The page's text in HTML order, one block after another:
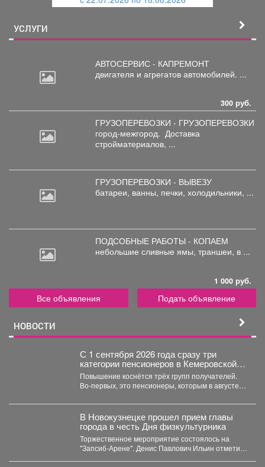
УСЛУГИ
АВТОСЕРВИС - КАПРЕМОНТ
двигателя и агрегатов автомобилей. ...
300 руб.
ГРУЗОПЕРЕВОЗКИ - ГРУЗОПЕРЕВОЗКИ
город-межгород. Доставка
стройматериалов, ...
ГРУЗОПЕРЕВОЗКИ - ВЫВЕЗУ
батареи, ванны, печки, холодильники, ...
ПОДСОБНЫЕ РАБОТЫ - КОПАЕМ
небольшие сливные ямы, траншеи, в ...
1 000 руб.
Все объявления Подать объявление
НОВОСТИ
С 1 сентября 2026 года сразу три
категории пенсионеров в Кемеровской
области, как и по всей России, получат
прибавку к страховой пенсии.
Повышение коснётся трёх групп получателей.
Во-первых, это пенсионеры, которым в августе
В Новокузнецке прошел прием главы
города в честь Дня физкультурника
Торжественное мероприятие состоялось на
"Запсиб-Арене". Денис Павлович Ильин отметил